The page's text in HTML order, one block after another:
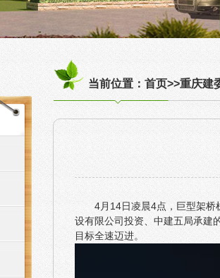
当前位置：首页>>重庆建
4月14日凌晨4点，巨型架桥
设有限公司投资、中建五局承建
目标全速迈进。